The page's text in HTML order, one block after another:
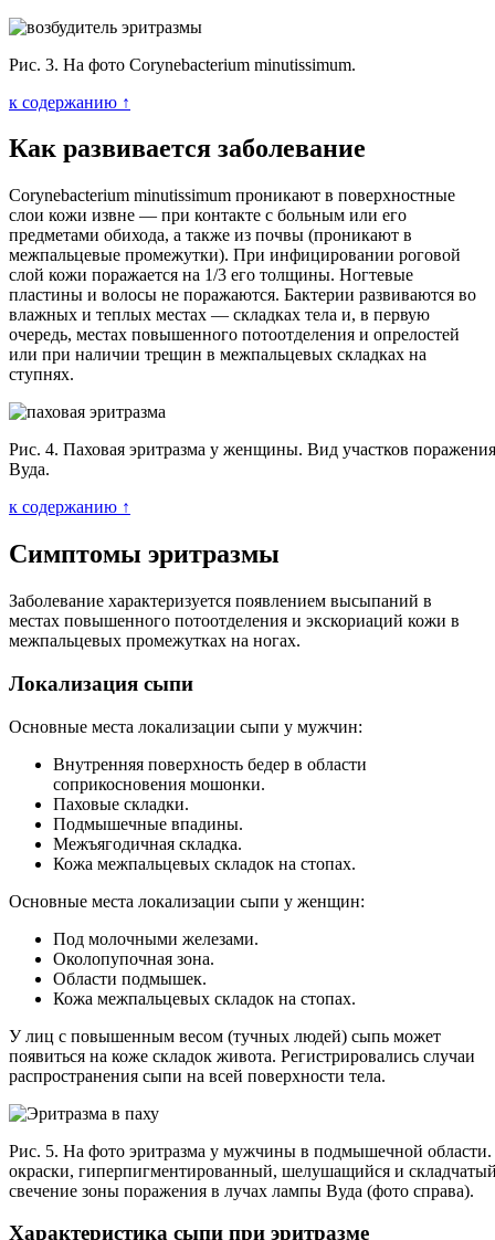
Рис. 3. На фото Corynebacterium minutissimum.
к содержанию ↑
Как развивается заболевание
Corynebacterium minutissimum проникают в поверхностные
слои кожи извне — при контакте с больным или его
предметами обихода, а также из почвы (проникают в
межпальцевые промежутки). При инфицировании роговой
слой кожи поражается на 1/3 его толщины. Ногтевые
пластины и волосы не поражаются. Бактерии развиваются во
влажных и теплых местах — складках тела и, в первую
очередь, местах повышенного потоотделения и опрелостей
или при наличии трещин в межпальцевых складках на
ступнях.
Рис. 4. Паховая эритразма у женщины. Вид участков
Вуда.
к содержанию ↑
Симптомы эритразмы
Заболевание характеризуется появлением высыпаний в
местах повышенного потоотделения и экскориаций кожи в
межпальцевых промежутках на ногах.
Локализация сыпи
Основные места локализации сыпи у мужчин:
Внутренняя поверхность бедер в области
соприкосновения мошонки.
Паховые складки.
Подмышечные впадины.
Межъягодичная складка.
Кожа межпальцевых складок на стопах.
Основные места локализации сыпи у женщин:
Под молочными железами.
Околопупочная зона.
Области подмышек.
Кожа межпальцевых складок на стопах.
У лиц с повышенным весом (тучных людей) сыпь может
появиться на коже складок живота. Регистрировались случаи
распространения сыпи на всей поверхности тела.
Рис. 5. На фото эритразма у мужчины в подмышечной
окраски, гиперпигментированный, шелушащийся и
свечение зоны поражения в лучах лампы Вуда (фото справа).
Характеристика сыпи при эритразме